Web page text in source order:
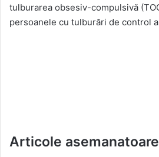
tulburarea obsesiv-compulsivă
persoanele cu tulburări de control
Articole